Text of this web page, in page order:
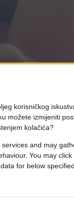
korisničkog
možete izmijeniti
kolačića?
and may
You may
for below
koji nas zasipaju
za strast koji